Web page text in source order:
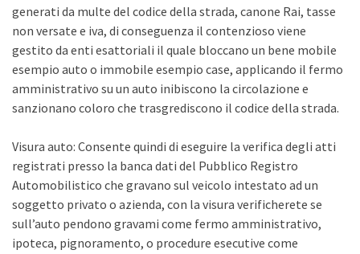
generati da multe del codice della strada, canone Rai, tasse
non versate e iva, di conseguenza il contenzioso viene
gestito da enti esattoriali il quale bloccano un bene mobile
esempio auto o immobile esempio case, applicando il fermo
amministrativo su un auto inibiscono la circolazione e
sanzionano coloro che trasgrediscono il codice della strada.
Visura auto: Consente quindi di eseguire la verifica degli atti
registrati presso la banca dati del Pubblico Registro
Automobilistico che gravano sul veicolo intestato ad un
soggetto privato o azienda, con la visura verificherete se
sull’auto pendono gravami come fermo amministrativo,
ipoteca, pignoramento, o procedure esecutive come